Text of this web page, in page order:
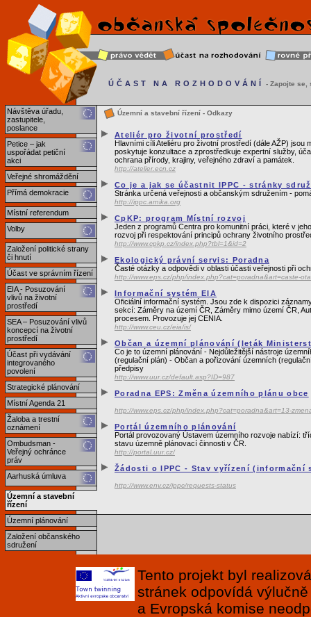
Návštěva úřadu,
zastupitele,
poslance
Petice – jak
uspořádat petiční
akci
Veřejné shromáždění
Přímá demokracie
Místní referendum
Volby
Založení politické strany
či hnutí
Účast ve správním řízení
EIA - Posuzování
vlivů na životní
prostředí
SEA – Posuzování vlivů
koncepcí na životní
prostředí
Účast při vydávání
integrovaného
povolení
Strategické plánování
Místní Agenda 21
Žaloba a trestní
oznámení
Ombudsman -
Veřejný ochránce
práv
Aarhuská úmluva
Územní a stavební
řízení
Územní plánování
Založení občanského
sdružení
ÚČAST NA ROZHODOVÁNÍ - Zapojte se,
Územní a stavební řízení - Odkazy
Ateliér pro životní prostředí
Hlavními cíli Ateliéru pro životní prostředí (dále AŽP)
poskytuje konzultace a zprostředkuje expertní služby,
ochrana přírody, krajiny, veřejného zdraví a památek.
http://atelier.ecn.cz
Co je a jak se účastnit IPPC - stránky
Stránka určená veřejnosti a občanským sdružením -
http://ippc.arnika.org
CpKP: program Místní rozvoj
Jeden z programů Centra pro komunitní práci, které v
rozvoj při respektování principů ochrany životního
http://www.cpkp.cz/index.php?tbl=1&id=2
Ekologický právní servis: Poradna
Časté otázky a odpovědi v oblasti účasti veřejnosti při
http://www.eps.cz/php/index.php?cat=poradna&art=caste-
Informační systém EIA
Oficiální informační systém. Jsou zde k dispozici
sekcí: Záměry na území ČR, Záměry mimo území ČR,
procesem. Provozuje jej CENIA.
http://www.ceu.cz/eia/is/
Občan a územní plánování (leták
Co je to územní plánování - Nejdůležitější nástroje
(regulační plán) - Občan a pořizování územních
předpisy
http://www.uur.cz/default.asp?ID=987
Poradna EPS: Změna územního plánu obce
http://www.eps.cz/php/index.php?cat=poradna&art=13-
Portál územního plánování
Portál provozovaný Ústavem územního rozvoje nabízí:
stavu územně plánovací činnosti v ČR.
http://portal.uur.cz/
Žádosti o IPPC - Stav vyřízení (informační
http://www.env.cz/ippc/requests-status
Tento projekt byl
stránek odpovídá
a Evropská komise